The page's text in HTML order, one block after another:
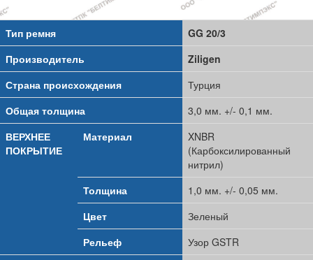
Тип ремня
GG 20/3
Производитель
Ziligen
Страна происхождения
Турция
Общая толщина
3,0 мм. +/- 0,1 мм.
ВЕРХНЕЕ
ПОКРЫТИЕ
Материал
XNBR
(Карбоксилированный
нитрил)
Толщина
1,0 мм. +/- 0,05 мм.
Цвет
Зеленый
Рельеф
Узор GSTR